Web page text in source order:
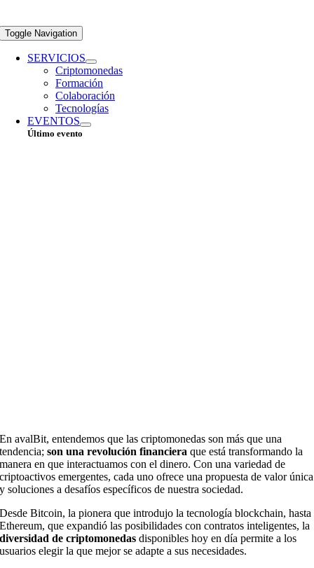
Toggle Navigation
SERVICIOS
Criptomonedas
Formación
Colaboración
Tecnologías
EVENTOS
Último evento
En avalBit, entendemos que las criptomonedas son más que una
tendencia;son una revolución financiera que está transformando la
manera en que interactuamos con el dinero. Con una variedad de
criptoactivos emergentes, cada uno ofrece una propuesta de valor única
y soluciones a desafíos específicos de nuestra sociedad.
Desde Bitcoin, la pionera que introdujo la tecnología blockchain, hasta
Ethereum, que expandió las posibilidades con contratos inteligentes, la
diversidad de criptomonedas disponibles hoy en día permite a los
usuarios elegir la que mejor se adapte a sus necesidades.